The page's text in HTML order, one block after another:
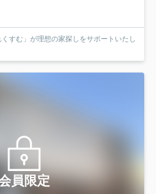
すむ」が理想の家探しをサポートいたし
員限定